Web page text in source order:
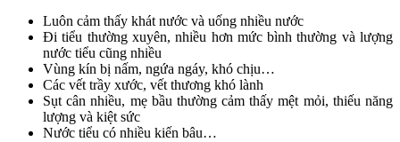
Luôn cảm thấy khát nước và uống nhiều nước
Đi tiểu thường xuyên, nhiều hơn mức bình thường và lượng
nước tiểu cũng nhiều
Vùng kín bị nấm, ngứa ngáy, khó chịu…
Các vết trầy xước, vết thương khó lành
Sụt cân nhiều, mẹ bầu thường cảm thấy mệt mỏi, thiếu năng
lượng và kiệt sức
Nước tiểu có nhiều kiến bâu…